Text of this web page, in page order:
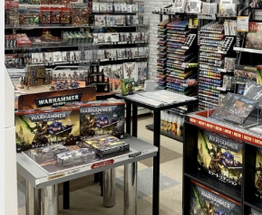
[スペースマリーン] ジャンプ
ッサー[48-13]
8,800円(税込)
1点
ゲーム「ウォーハンマー
ンの勢力にインファントリユ
マルチパーツプラスチック製
5体。アクセサリー、頭部や
パーツも豊富に収…